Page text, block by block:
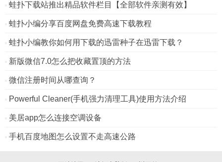
蛙扑下载站推出精品软件栏目【全部软件亲测有效】
蛙扑小编分享百度网盘免费高速下载教程
蛙扑小编教你如何用下载的迅雷种子在迅雷下载？
新版微信7.0怎么把收藏置顶的方法
微信注册时间从哪查询？
Powerful Cleaner(手机强力清理工具)使用方法介绍
美居app怎么连接空调设备
手机百度地图怎么设置不走高速公路